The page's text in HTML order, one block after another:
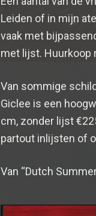
Leiden of in mijn
vaak met
met lijst. Huurkoop
Van sommige
Giclee is een
cm, zonder lijst
partout inlijsten of
Van “Dutch